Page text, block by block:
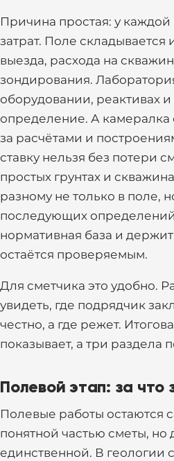
Причина простая: у
затрат. Поле складывается
выезда, расхода на
зондирования.
оборудовании, реактивах
определение. А камералка
за расчётами и
ставку нельзя без потери
простых грунтах и
разному не только в поле,
последующих
нормативная база и
остаётся проверяемым.
Для сметчика это удобно.
увидеть, где подрядчик
честно, а где режет.
показывает, а три раздела
Полевой этап: за что
Полевые работы остаются
понятной частью сметы, но
единственной. В геологии